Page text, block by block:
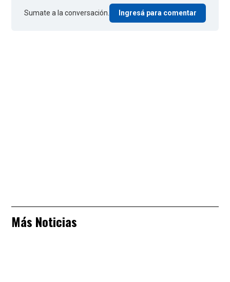
Sumate a la conversación. Ingresá para comentar
Más Noticias